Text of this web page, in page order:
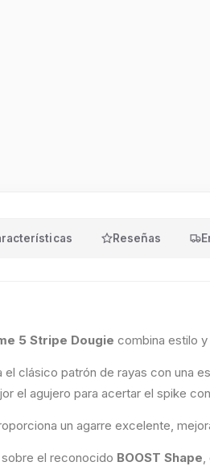
Reseñas
5 Stripe Dougie combina estilo
el clásico patrón de rayas con una
el agujero para acertar el spike
un agarre excelente,
el reconocido BOOST Shape,